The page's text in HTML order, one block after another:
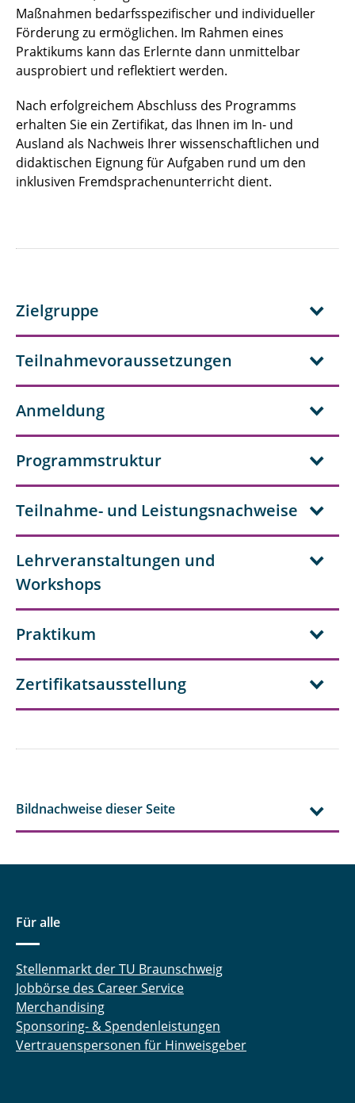
Maßnahmen bedarfsspezifischer und individueller
Förderung zu ermöglichen. Im Rahmen eines
Praktikums kann das Erlernte dann unmittelbar
ausprobiert und reflektiert werden.
Nach erfolgreichem Abschluss des Programms
erhalten Sie ein Zertifikat, das Ihnen im In- und
Ausland als Nachweis Ihrer wissenschaftlichen und
didaktischen Eignung für Aufgaben rund um den
inklusiven Fremdsprachenunterricht dient.
Zielgruppe
Teilnahmevoraussetzungen
Anmeldung
Programmstruktur
Teilnahme- und Leistungsnachweise
Lehrveranstaltungen und
Workshops
Praktikum
Zertifikatsausstellung
Bildnachweise dieser Seite
Für alle
Stellenmarkt der TU Braunschweig
Jobbörse des Career Service
Merchandising
Sponsoring- & Spendenleistungen
Vertrauenspersonen für Hinweisgeber